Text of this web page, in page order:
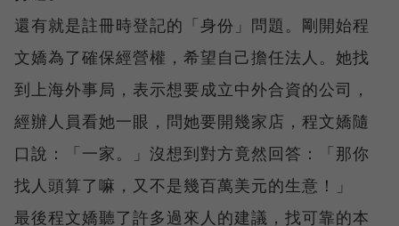
還有就是註冊時登記的「身份」問題。剛開始程
文嬌為了確保經營權，希望自己擔任法人。她找
到上海外事局，表示想要成立中外合資的公司，
經辦人員看她一眼，問她要開幾家店，程文嬌隨
口說：「一家。」沒想到對方竟然回答：「那你
找人頭算了嘛，又不是幾百萬美元的生意！」
最後程文嬌聽了許多過來人的建議，找可靠的本